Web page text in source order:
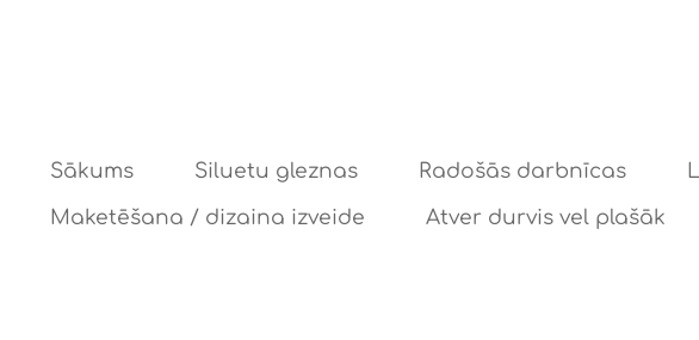
Sākums Siluetu gleznas Radošās darbnīcas
Maketēšana / dizaina izveide Atver durvis vel plašāk